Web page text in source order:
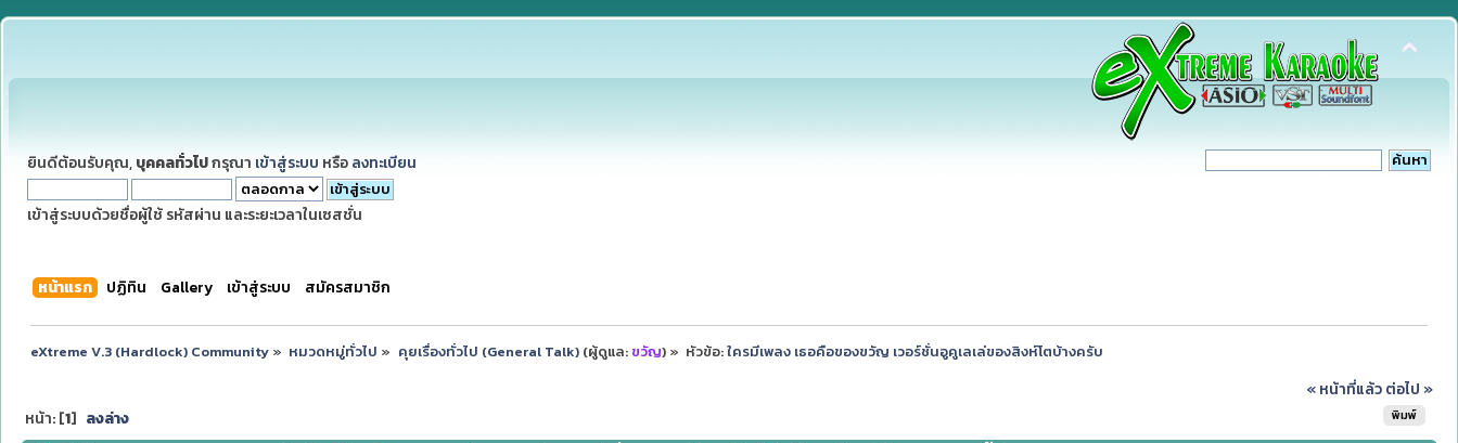
ยินดีต้อนรับคุณ, บุคคลทั่วไปกรุณา เข้าสู่ระบบ หรือ ลงทะเบียน
เข้าสู่ระบบด้วยชื่อผู้ใช้ รหัสผ่าน และระยะเวลาในเซสชั่น
หน้าแรก ปฏิทิน Gallery เข้าสู่ระบบ สมัครสมาชิก
eXtreme V.3 (Hardlock) Community» หมวดหมู่ทั่วไป » คุยเรื่องทั่วไป (General Talk)(ผู้ดูแล: ขวัญ) » หัวข้อ:ใครมีเพลง เธอคือของขวัญ เวอร์ชั่นอูคูเลเล่ของสิงห์โตบ้างครับ
« หน้าที่แล้ว ต่อไป »
พิมพ์
หน้า: [1] ลงล่าง